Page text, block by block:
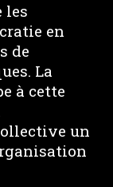
les
en
de
La
à cette
un